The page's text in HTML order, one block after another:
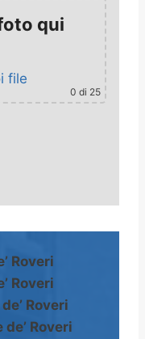
qui
file
0 di 25
Roveri
Roveri
Roveri
de’ Roveri